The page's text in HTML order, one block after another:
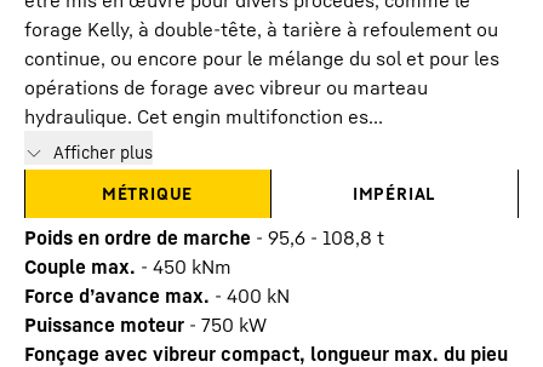
forage Kelly, à double-tête, à tarière à refoulement ou
continue, ou encore pour le mélange du sol et pour les
opérations de forage avec vibreur ou marteau
hydraulique. Cet engin multifonction es...
Afficher plus
MÉTRIQUE
IMPÉRIAL
Poids en ordre de marche - 95,6 - 108,8 t
Couple max. - 450 kNm
Force d’avance max. - 400 kN
Puissance moteur - 750 kW
Fonçage avec vibreur compact, longueur max. du pieu